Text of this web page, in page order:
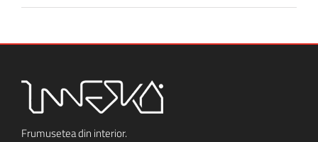
Frumusetea din interior.